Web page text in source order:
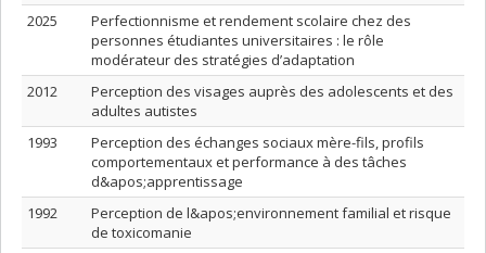
2025
Perfectionnisme et rendement scolaire chez des
personnes étudiantes universitaires : le rôle
modérateur des stratégies d’adaptation
2012
Perception des visages auprès des adolescents et des
adultes autistes
1993
Perception des échanges sociaux mère-fils, profils
comportementaux et performance à des tâches
d&apos;apprentissage
1992
Perception de l&apos;environnement familial et risque
de toxicomanie